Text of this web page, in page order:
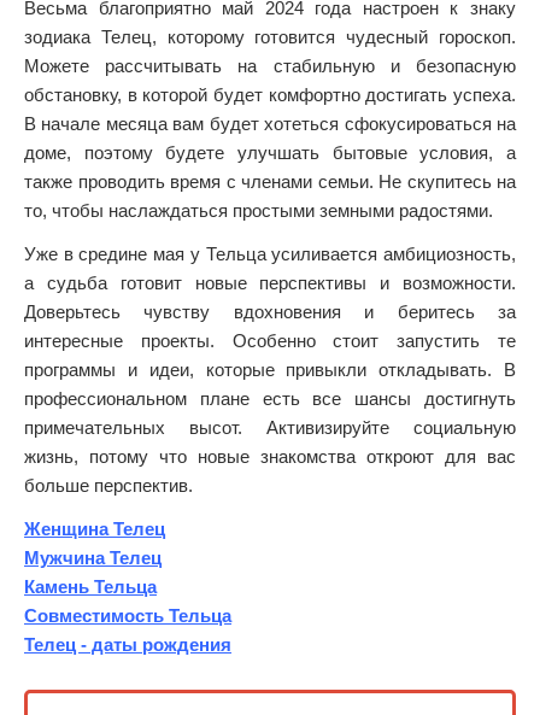
Весьма благоприятно май 2024 года настроен к знаку
зодиака Телец, которому готовится чудесный гороскоп.
Можете рассчитывать на стабильную и безопасную
обстановку, в которой будет комфортно достигать успеха.
В начале месяца вам будет хотеться сфокусироваться на
доме, поэтому будете улучшать бытовые условия, а
также проводить время с членами семьи. Не скупитесь на
то, чтобы наслаждаться простыми земными радостями.
Уже в средине мая у Тельца усиливается амбициозность,
а судьба готовит новые перспективы и возможности.
Доверьтесь чувству вдохновения и беритесь за
интересные проекты. Особенно стоит запустить те
программы и идеи, которые привыкли откладывать. В
профессиональном плане есть все шансы достигнуть
примечательных высот. Активизируйте социальную
жизнь, потому что новые знакомства откроют для вас
больше перспектив.
Женщина Телец
Мужчина Телец
Камень Тельца
Совместимость Тельца
Телец - даты рождения